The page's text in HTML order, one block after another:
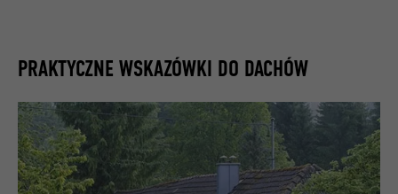
PRAKTYCZNE WSKAZÓWKI DO DACHÓW